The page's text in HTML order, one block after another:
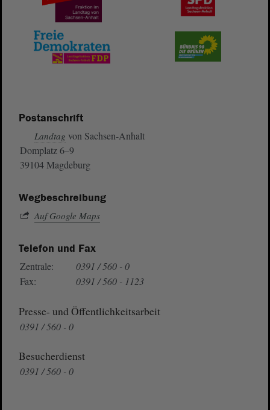
Postanschrift
Landtag von Sachsen-Anhalt
Domplatz 6–9
39104 Magdeburg
Wegbeschreibung
Auf Google Maps
Telefon und Fax
Zentrale:
0391 / 560 - 0
Fax:
0391 / 560 - 1123
Presse- und Öffentlichkeitsarbeit
0391 / 560 - 0
Besucherdienst
0391 / 560 - 0